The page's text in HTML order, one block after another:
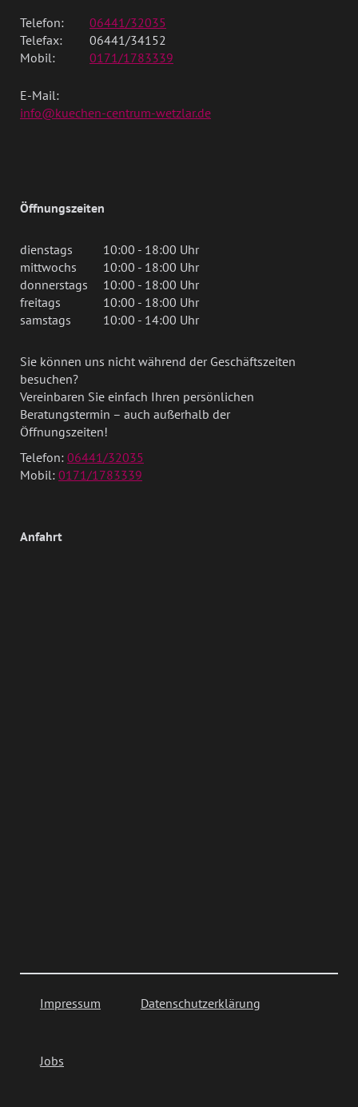
Telefon:
06441/32035
Telefax:
06441/34152
Mobil:
0171/1783339
E-Mail:
info@kuechen-centrum-wetzlar.de
Öffnungszeiten
dienstags
10:00 - 18:00 Uhr
mittwochs
10:00 - 18:00 Uhr
donnerstags
10:00 - 18:00 Uhr
freitags
10:00 - 18:00 Uhr
samstags
10:00 - 14:00 Uhr
Sie können uns nicht während der Geschäftszeiten
besuchen?
Vereinbaren Sie einfach Ihren persönlichen
Beratungstermin – auch außerhalb der
Öffnungszeiten!
Telefon: 06441/32035
Mobil: 0171/1783339
Anfahrt
Impressum Datenschutzerklärung
Jobs